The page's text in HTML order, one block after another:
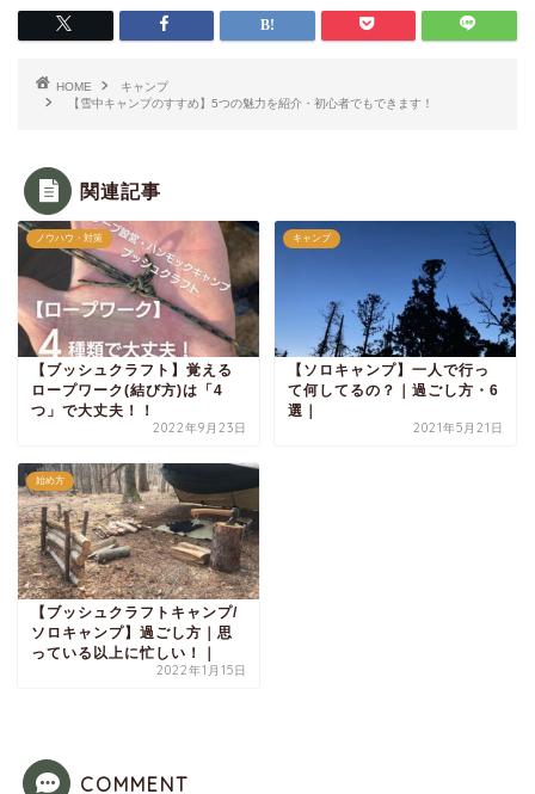
HOME
キャンプ
【雪中キャンプのすすめ】5つの魅力を紹介・初心者でもできます！
関連記事
ノウハウ・対策
【ブッシュクラフト】覚える
ロープワーク(結び方)は「4
つ」で大丈夫！！
2022年9月23日
キャンプ
【ソロキャンプ】一人で行っ
て何してるの？｜過ごし方・6
選｜
2021年5月21日
始め方
【ブッシュクラフトキャンプ/
ソロキャンプ】過ごし方｜思
っている以上に忙しい！｜
2022年1月15日
COMMENT